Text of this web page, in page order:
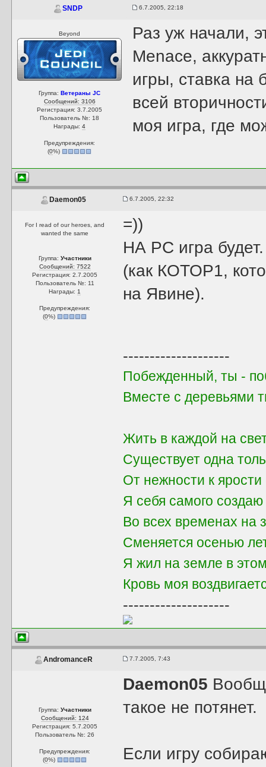
SNDP 6.7.2005, 22:18
Beyond
Группа:Ветераны JC
Сообщений: 3106
Регистрация: 3.7.2005
Пользователь №: 18
Награды:4
Предупреждения:
(0%)
Раз уж начали,
Menace,
игры, ставка на
всей
моя игра, где
Daemon05 6.7.2005, 22:32
For I read of our heroes, and
wanted the same
Группа: Участники
Сообщений: 7522
Регистрация: 2.7.2005
Пользователь №: 11
Награды: 1
Предупреждения:
(0%)
=))
НА PC игра
(как КОТОР1,
на Явине).
--------------------
Побежденный, ты -
Вместе с деревьями
Жить в каждой на
Существует одна
От нежности к ярости
Я себя самого
Во всех временах на
Сменяется осенью
Я жил на земле в
Кровь моя
--------------------
AndromanceR 7.7.2005, 7:43
Группа: Участники
Сообщений: 124
Регистрация: 5.7.2005
Пользователь №: 26
Предупреждения:
(0%)
Daemon05
такое не потянет.
Если игру